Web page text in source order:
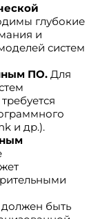
глубокие
и
систем
ПО. Для
и др.).
должен быть